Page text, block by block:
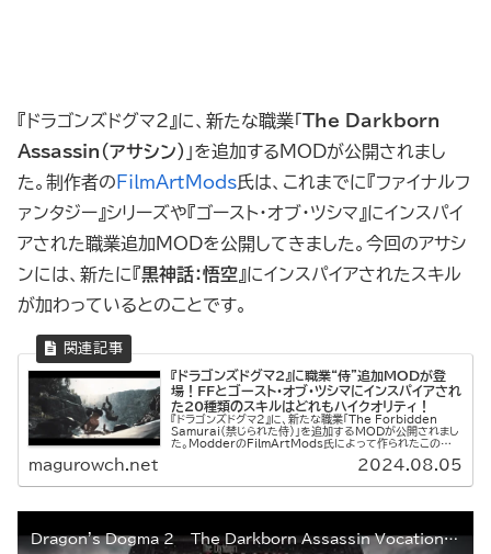
『ドラゴンズドグマ2』に、新たな職業「 The Darkborn
Assassin（アサシン） 」を追加するMODが公開されまし
た。制作者の FilmArtMods氏は、これまでに『ファイナルフ
ァンタジー』シリーズや『ゴースト・オブ・ツシマ』にインスパイ
アされた職業追加MODを公開してきました。今回のアサシ
ンには、新たに『黒神話：悟空 』にインスパイアされたスキル
が加わっているとのことです。
『ドラゴンズドグマ2』に職業“侍”追加MODが登
場！FFとゴースト・オブ・ツシマにインスパイアされ
た20種類のスキルはどれもハイクオリティ！
『ドラゴンズドグマ2』に、新たな職業「The Forbidden
Samurai（禁じられた侍）」を追加するMODが公開されまし
た。ModderのFilmArtMods氏によって作られたこの職
magurowch.net 2024.08.05
Dragon's Dogma 2 – The Darkborn Assassin Vocation Teaser Trailer